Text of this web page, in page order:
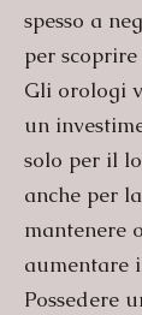
spesso a
per
Gli orologi
un
solo per il
anche per
mantenere
aumentare
Possedere